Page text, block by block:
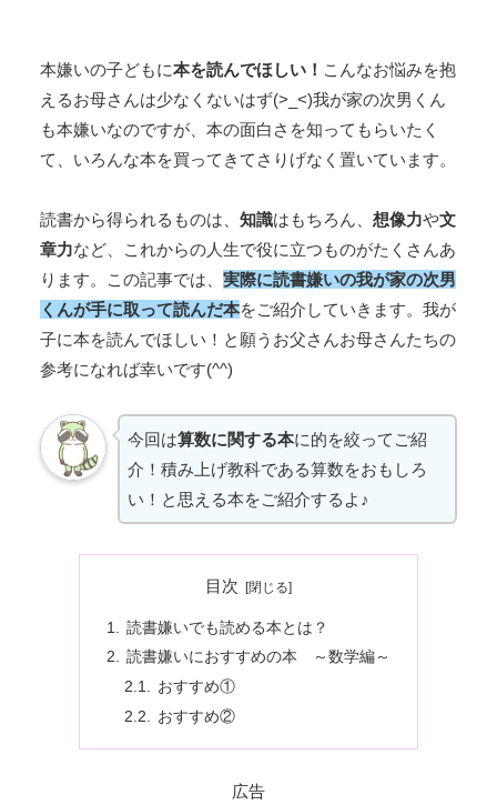
本嫌いの子どもに本を読んでほしい！ こんなお悩みを抱
えるお母さんは少なくないはず(>_<)我が家の次男くん
も本嫌いなのですが、本の面白さを知ってもらいたく
て、いろんな本を買ってきてさりげなく置いています。
読書から得られるものは、 知識はもちろん、 想像力や文
章力など、これからの人生で役に立つものがたくさんあ
ります。この記事では、 実際に読書嫌いの我が家の次男
くんが手に取って読んだ本をご紹介していきます。我が
子に本を読んでほしい！と願うお父さんお母さんたちの
参考になれば幸いです(^^)
今回は算数に関する本に的を絞ってご紹
介！積み上げ教科である算数をおもしろ
い！と思える本をご紹介するよ♪
目次
読書嫌いでも読める本とは？
読書嫌いにおすすめの本 ～数学編～
おすすめ①
おすすめ②
広告